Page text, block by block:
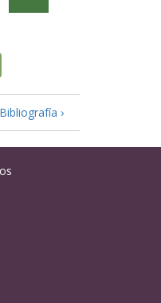
Bibliografía ›